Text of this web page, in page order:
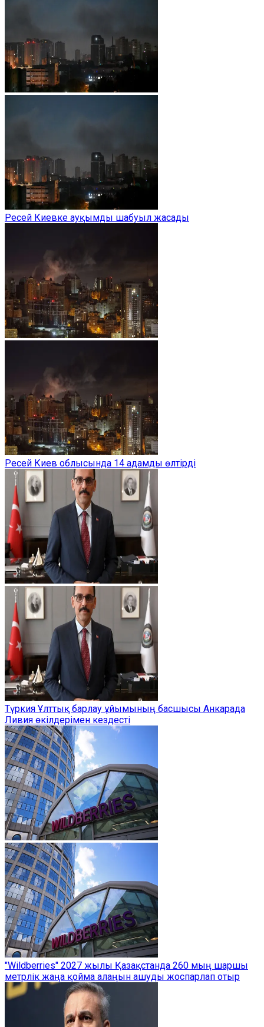
Ресей Киевке ауқымды шабуыл жасады
Ресей Киев облысында 14 адамды өлтірді
Түркия Ұлттық барлау ұйымының басшысы Анкарада
Ливия өкілдерімен кездесті
"Wildberries" 2027 жылы Қазақстанда 260 мың шаршы
метрлік жаңа қойма алаңын ашуды жоспарлап отыр